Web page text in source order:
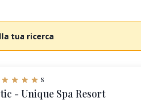
tua ricerca
s
- Unique Spa Resort